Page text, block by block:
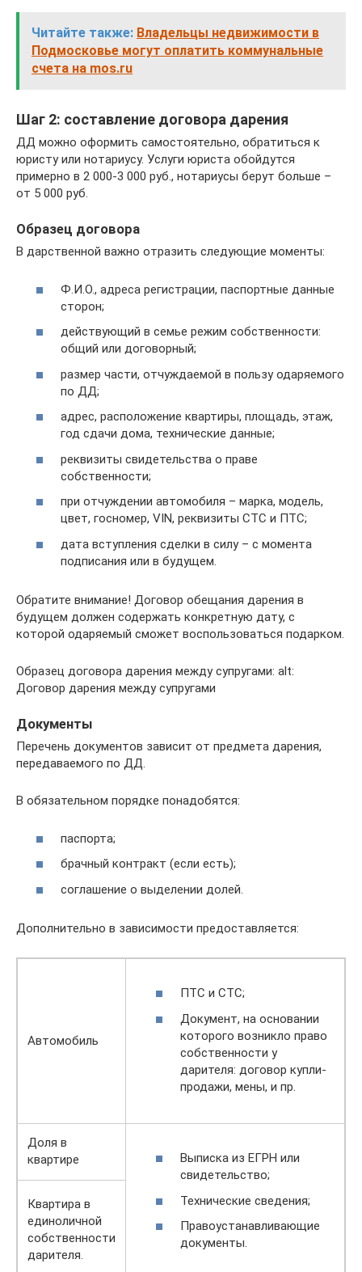
Читайте также: Владельцы недвижимости в
Подмосковье могут оплатить коммунальные
счета на mos.ru
Шаг 2: составление договора дарения
ДД можно оформить самостоятельно, обратиться к
юристу или нотариусу. Услуги юриста обойдутся
примерно в 2 000-3 000 руб., нотариусы берут больше –
от 5 000 руб.
Образец договора
В дарственной важно отразить следующие моменты:
Ф.И.О., адреса регистрации, паспортные данные
сторон;
действующий в семье режим собственности:
общий или договорный;
размер части, отчуждаемой в пользу одаряемого
по ДД;
адрес, расположение квартиры, площадь, этаж,
год сдачи дома, технические данные;
реквизиты свидетельства о праве
собственности;
при отчуждении автомобиля – марка, модель,
цвет, госномер, VIN, реквизиты СТС и ПТС;
дата вступления сделки в силу – с момента
подписания или в будущем.
Обратите внимание! Договор обещания дарения в
будущем должен содержать конкретную дату, с
которой одаряемый сможет воспользоваться подарком.
Образец договора дарения между супругами: alt:
Договор дарения между супругами
Документы
Перечень документов зависит от предмета дарения,
передаваемого по ДД.
В обязательном порядке понадобятся:
паспорта;
брачный контракт (если есть);
соглашение о выделении долей.
Дополнительно в зависимости предоставляется:
Автомобиль
ПТС и СТС;
Документ, на основании
которого возникло право
собственности у
дарителя: договор купли-
продажи, мены, и пр.
Доля в
квартире
Выписка из ЕГРН или
свидетельство;
Технические сведения;
Правоустанавливающие
документы.
Квартира в
единоличной
собственности
дарителя.